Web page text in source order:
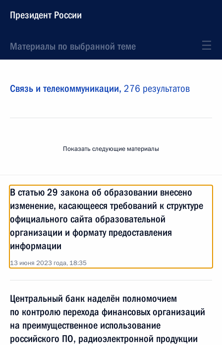
Президент России
Материалы по выбранной теме
Связь и телекоммуникации, 276 результатов
Показать следующие материалы
В статью 29 закона об образовании внесено
изменение, касающееся требований к структуре
официального сайта образовательной
организации и формату предоставления
информации
13 июня 2023 года, 18:35
Центральный банк наделён полномочием
по контролю перехода финансовых организаций
на преимущественное использование
российского ПО, радиоэлектронной продукции